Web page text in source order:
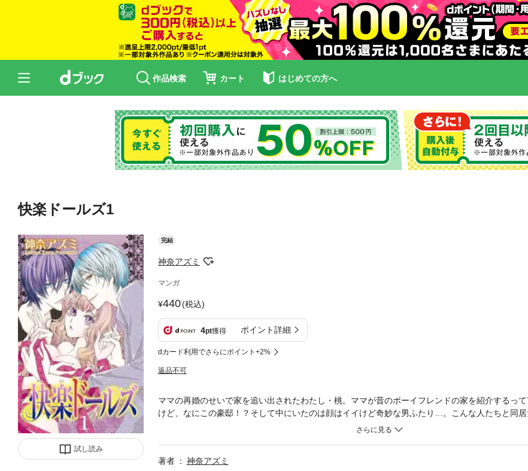
作品検索 カート はじめての方へ
快楽ドールズ1
試し読み
完結
神奈アズミ
マンガ
440(税込)
4pt獲得 ポイント詳細
dカード利用でさらにポイント+2%
返品不可
ママの再婚のせいで家を追い出されたわたし・桃。ママが昔のボーイフレンドの家を紹介するっ
けど、なにこの豪邸！？そして中にいたのは顔はイイけど奇妙な男ふたり…。こんな人たちと同居
は追い出そうとしてくるし、もうひとりは「ぼくのものになっちゃえばいいんだよ」って…ちょっ
著者
神奈アズミ